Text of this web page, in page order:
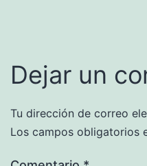
Dejar un
Tu dirección de correo
Los campos obligatorios